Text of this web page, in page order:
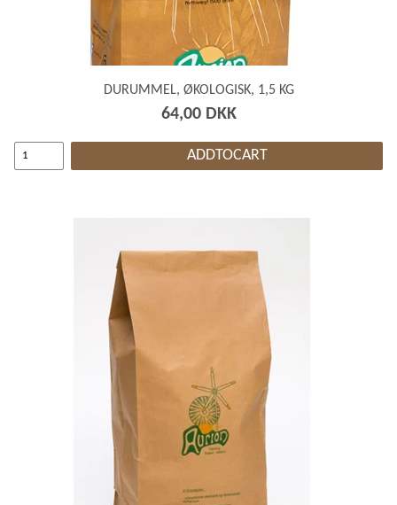
DURUMMEL, ØKOLOGISK, 1,5 KG
64,00 DKK
ADDTOCART